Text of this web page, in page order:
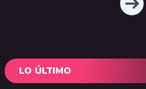
LO ÚLTIMO